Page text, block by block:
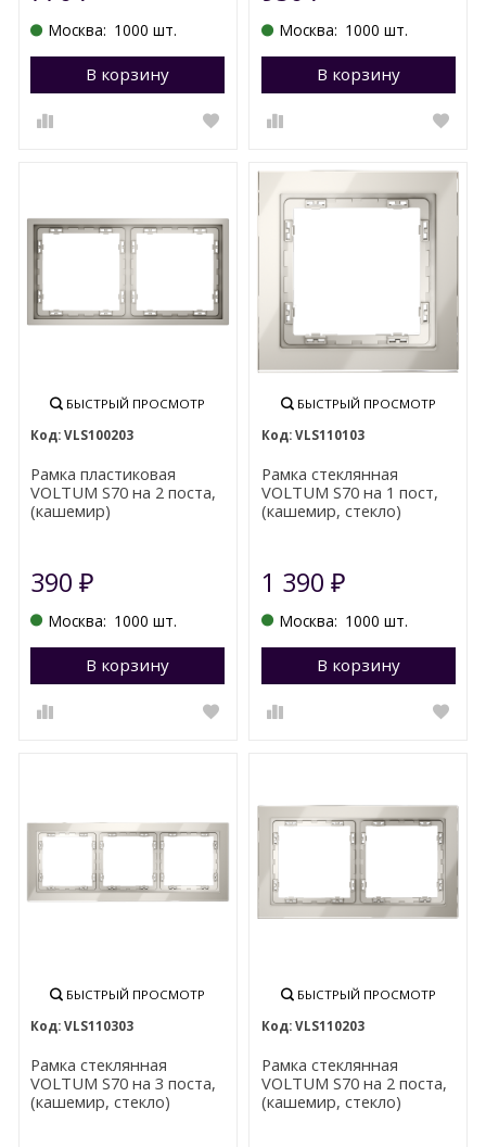
Москва: 1000 шт.
В корзину Перейти в корзину
Москва: 1000 шт.
В корзину
БЫСТРЫЙ ПРОСМОТР
VLS100203
Рамка пластиковая
VOLTUM S70 на 2 поста,
(кашемир)
390₽
Москва: 1000 шт.
В корзину Перейти в корзину
БЫСТРЫЙ ПРОСМОТР
VLS110103
Рамка стеклянная
VOLTUM S70 на 1 пост,
(кашемир, стекло)
1 390 ₽
Москва: 1000 шт.
В корзину
БЫСТРЫЙ ПРОСМОТР
VLS110303
Рамка стеклянная
VOLTUM S70 на 3 поста,
(кашемир, стекло)
БЫСТРЫЙ ПРОСМОТР
VLS110203
Рамка стеклянная
VOLTUM S70 на 2 поста,
(кашемир, стекло)